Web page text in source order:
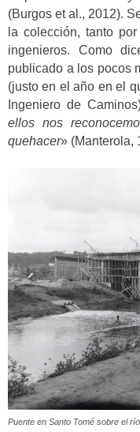
(Burgos et al., 2012).
la colección, tanto
ingenieros. Como
publicado a los pocos
(justo en el año en el
Ingeniero de
ellos nos
quehacer» (Manterola,
Puente en Santo Tomé sobre el